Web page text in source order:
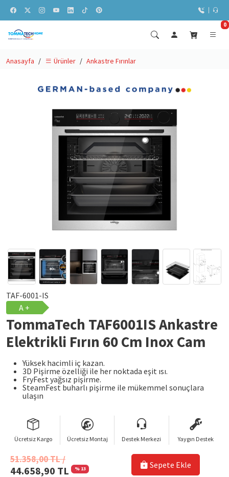
0
Anasayfa Ürünler Ankastre Fırınlar
TAF-6001-IS
A +
TommaTech TAF6001IS Ankastre
Elektrikli Fırın 60 Cm Inox Cam
Yüksek hacimli iç kazan.
3D Pişirme özelliği ile her noktada eşit ısı.
FryFest yağsız pişirme.
SteamFest buharlı pişirme ile mükemmel sonuçlara
ulaşın
Ücretsiz Kargo Ücretsiz Montaj Destek Merkezi Yaygın Destek
51.358,00 TL /
44.658,90 TL % 13 Sepete Ekle